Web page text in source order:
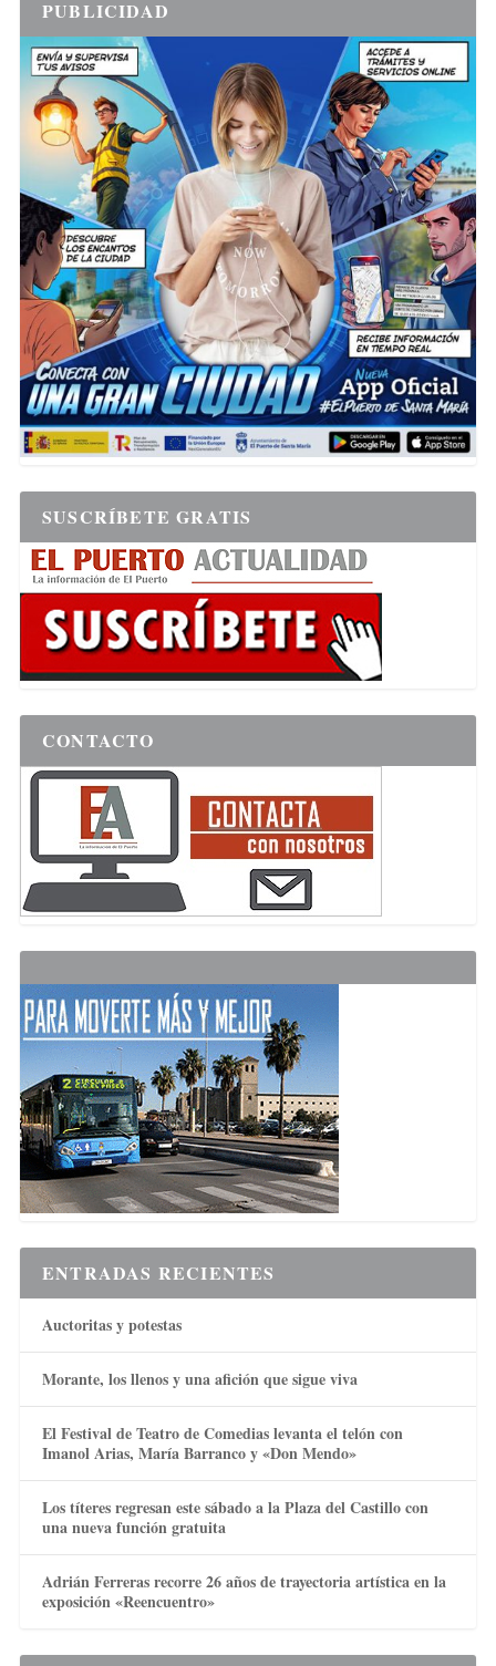
PUBLICIDAD
SUSCRÍBETE GRATIS
CONTACTO
ENTRADAS RECIENTES
Auctoritas y potestas
Morante, los llenos y una afición que sigue viva
El Festival de Teatro de Comedias levanta el telón con
Imanol Arias, María Barranco y «Don Mendo»
Los títeres regresan este sábado a la Plaza del Castillo con
una nueva función gratuita
Adrián Ferreras recorre 26 años de trayectoria artística en la
exposición «Reencuentro»